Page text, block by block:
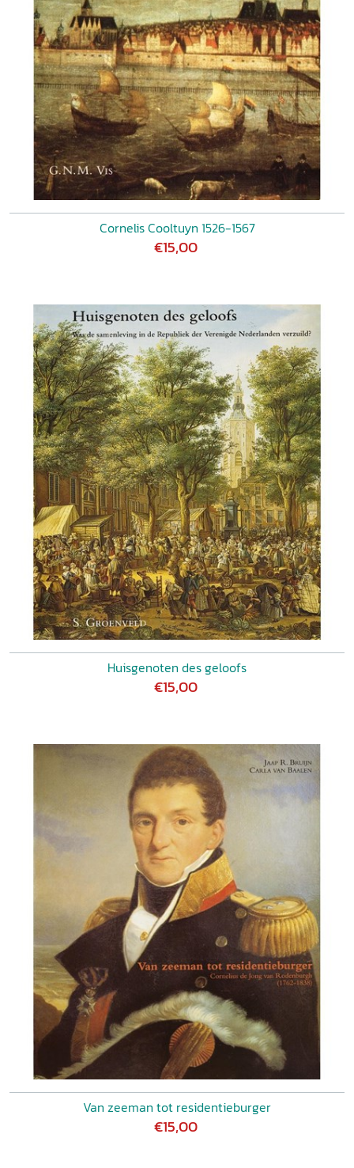
Cornelis Cooltuyn 1526-1567
€15,00
Huisgenoten des geloofs
€15,00
Van zeeman tot residentieburger
€15,00